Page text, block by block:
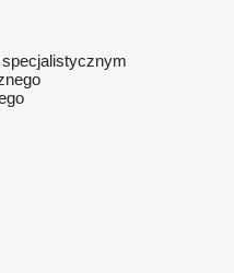
specjalistycznym